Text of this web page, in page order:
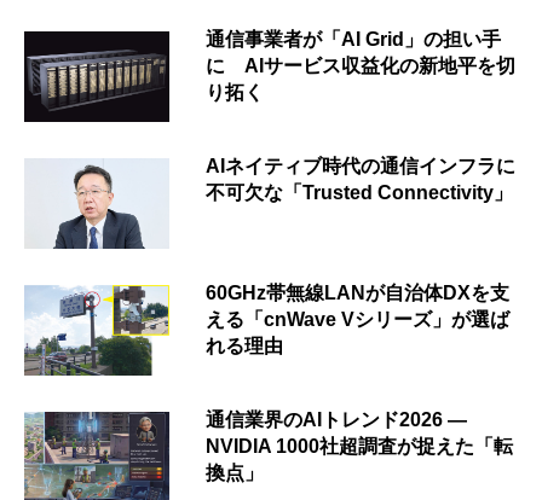
通信事業者が「AI Grid」の担い手
に AIサービス収益化の新地平を切
り拓く
AIネイティブ時代の通信インフラに
不可欠な「Trusted Connectivity」
60GHz帯無線LANが自治体DXを支
える「cnWave Vシリーズ」が選ば
れる理由
通信業界のAIトレンド2026 ―
NVIDIA 1000社超調査が捉えた「転
換点」